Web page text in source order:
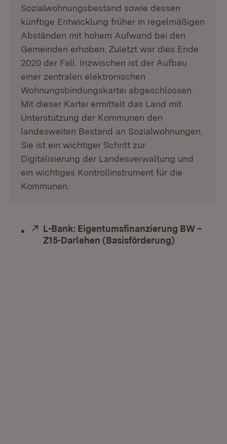
Sozialwohnungsbestand sowie dessen
künftige Entwicklung früher in regelmäßigen
Abständen mit hohem Aufwand bei den
Gemeinden erhoben. Zuletzt war dies Ende
2020 der Fall. Inzwischen ist der Aufbau
einer zentralen elektronischen
Wohnungsbindungskartei abgeschlossen.
Mit dieser Kartei ermittelt das Land mit
Unterstützung der Kommunen den
landesweiten Bestand an Sozialwohnungen.
Sie ist ein wichtiger Schritt zur
Digitalisierung der Landesverwaltung und
ein wichtiges Kontrollinstrument für die
Kommunen.
Extern:
L-Bank: Eigentumsfinanzierung BW –
Z15-Darlehen (Basisförderung)